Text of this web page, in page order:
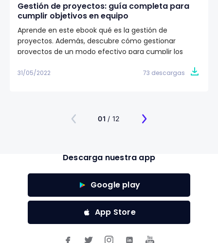
Gestión de proyectos: guía completa para
cumplir objetivos en equipo
Aprende en este ebook qué es la gestión de
proyectos. Además, descubre cómo gestionar
proyectos de un modo efectivo para cumplir los
31/05/2022 73 descargas
01 / 12
Descarga nuestra app
Google play
App Store